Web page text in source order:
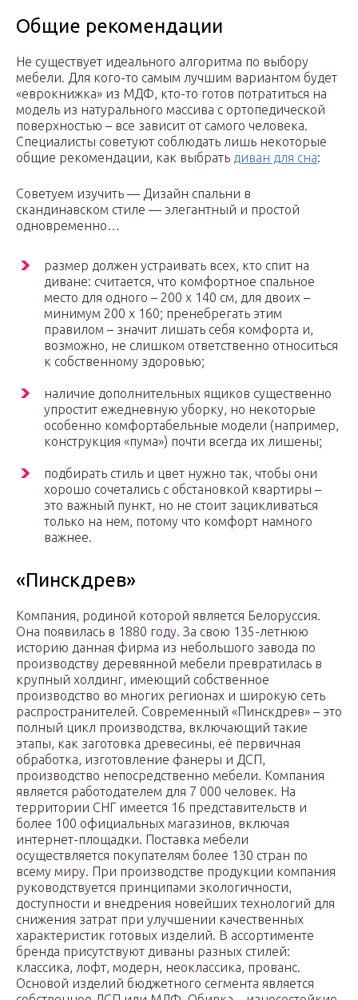
Общие рекомендации
Не существует идеального алгоритма по выбору
мебели. Для кого-то самым лучшим вариантом будет
«еврокнижка» из МДФ, кто-то готов потратиться на
модель из натурального массива с ортопедической
поверхностью – все зависит от самого человека.
Специалисты советуют соблюдать лишь некоторые
общие рекомендации, как выбрать диван для сна:
Советуем изучить — Дизайн спальни в
скандинавском стиле — элегантный и простой
одновременно…
размер должен устраивать всех, кто спит на
диване: считается, что комфортное спальное
место для одного – 200 х 140 см, для двоих –
минимум 200 х 160; пренебрегать этим
правилом – значит лишать себя комфорта и,
возможно, не слишком ответственно относиться
к собственному здоровью;
наличие дополнительных ящиков существенно
упростит ежедневную уборку, но некоторые
особенно комфортабельные модели (например,
конструкция «пума») почти всегда их лишены;
подбирать стиль и цвет нужно так, чтобы они
хорошо сочетались с обстановкой квартиры –
это важный пункт, но не стоит зацикливаться
только на нем, потому что комфорт намного
важнее.
«Пинскдрев»
Компания, родиной которой является Белоруссия.
Она появилась в 1880 году. За свою 135-летнюю
историю данная фирма из небольшого завода по
производству деревянной мебели превратилась в
крупный холдинг, имеющий собственное
производство во многих регионах и широкую сеть
распространителей. Современный «Пинскдрев» – это
полный цикл производства, включающий такие
этапы, как заготовка древесины, её первичная
обработка, изготовление фанеры и ДСП,
производство непосредственно мебели. Компания
является работодателем для 7 000 человек. На
территории СНГ имеется 16 представительств и
более 100 официальных магазинов, включая
интернет-площадки. Поставка мебели
осуществляется покупателям более 130 стран по
всему миру. При производстве продукции компания
руководствуется принципами экологичности,
доступности и внедрения новейших технологий для
снижения затрат при улучшении качественных
характеристик готовых изделий. В ассортименте
бренда присутствуют диваны разных стилей:
классика, лофт, модерн, неоклассика, прованс.
Основой изделий бюджетного сегмента является